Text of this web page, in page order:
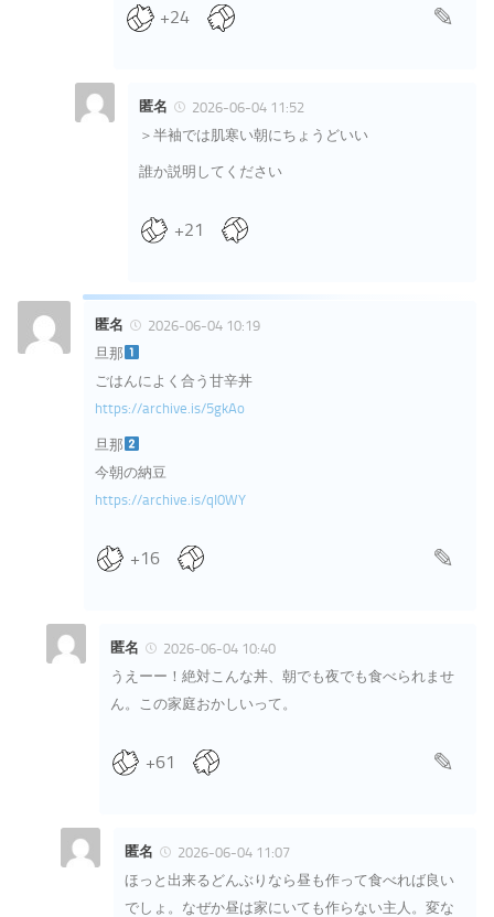
+24
匿名
2026-06-04 11:52
＞半袖では肌寒い朝にちょうどいい
誰か説明してください
+21
匿名
2026-06-04 10:19
旦那
ごはんによく合う甘辛丼
https://archive.is/5gkAo
旦那
今朝の納豆
https://archive.is/qI0WY
+16
匿名
2026-06-04 10:40
うえーー！絶対こんな丼、朝でも夜でも食べられませ
ん。この家庭おかしいって。
+61
匿名
2026-06-04 11:07
ほっと出来るどんぶりなら昼も作って食べれば良い
でしょ。なぜか昼は家にいても作らない主人。変な